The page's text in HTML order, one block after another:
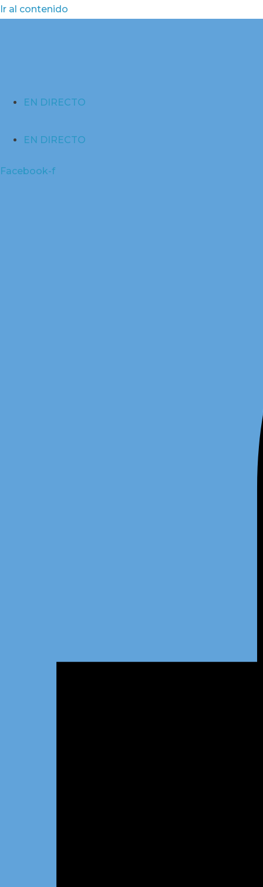
Ir al contenido
EN DIRECTO
EN DIRECTO
Facebook-f